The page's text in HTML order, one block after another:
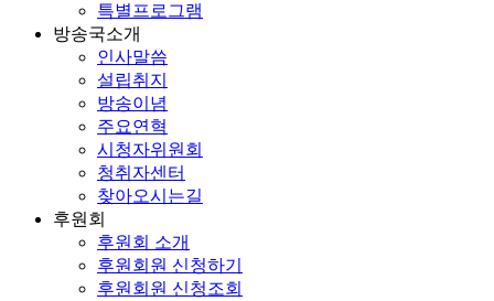
특별프로그램
방송국소개
인사말씀
설립취지
방송이념
주요연혁
시청자위원회
청취자센터
찾아오시는길
후원회
후원회 소개
후원회원 신청하기
후원회원 신청조회